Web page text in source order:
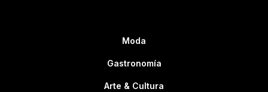
Moda
Gastronomía
Arte & Cultura